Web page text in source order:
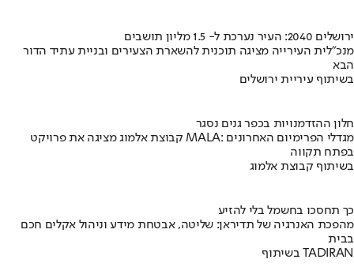
ירושלים 2040: העיר נערכת ל- 1.5 מליון תושבים
מנכ"לית העירייה מציגה תוכנית להשארת הצעירים ובניית עתיד הדור
הבא
בשיתוף עיריית ירושלים
חלון ההזדמנויות בכפר גנים נסגר
קבוצת אלמוג מציגה את פרויקט MALA: מגדלי הפרימיום האחרונים
בפתח תקווה
בשיתוף קבוצת אלמוג
כך תחסכו בחשמל בלי להזיע
מהפכת האנרגיה של תדיראן: שליטה, אבטחת מידע וניהול אקלים חכם
בבית
בשיתוף TADIRAN